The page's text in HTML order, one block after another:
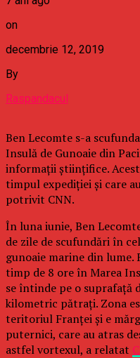
on
decembrie 12, 2019
By
Raspandacul
Ben Lecomte s-a
Insulă de Gunoaie din
informaţii ştiinţifice.
timpul expediţiei şi care
potrivit CNN.
În luna iunie, Ben
de zile de scufundări în
gunoaie marine din lume.
timp de 8 ore în Marea
se întinde pe o suprafaţă
kilometric pătraţi. Zona
teritoriul Franţei şi e
puternici, care au atras
astfel vortexul, a relatat